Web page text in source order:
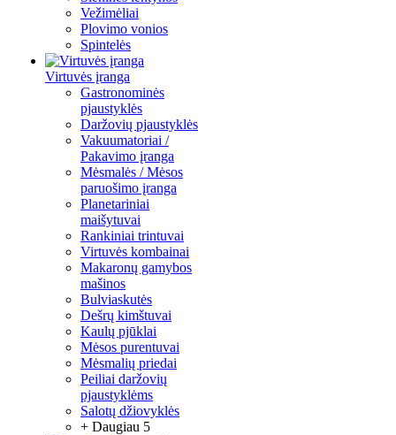
Vežimėliai
Plovimo vonios
Spintelės
Virtuvės įranga
Gastronominės
pjaustyklės
Daržovių pjaustyklės
Vakuumatoriai /
Pakavimo įranga
Mėsmalės / Mėsos
paruošimo įranga
Planetariniai
maišytuvai
Rankiniai trintuvai
Virtuvės kombainai
Makaronų gamybos
mašinos
Bulviaskutės
Dešrų kimštuvai
Kaulų pjūklai
Mėsos purentuvai
Mėsmalių priedai
Peiliai daržovių
pjaustyklėms
Salotų džiovyklės
+ Daugiau 5